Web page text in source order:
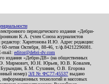
периодического издания «Дебри-
К.А. (член Союза журналистов
Харитонова И.Ю. Адрес редакции:
летия Октября, 88-46, т./ф.84212296081.
mail: editor@debri-dv.com
издания «Дебри-ДВ» (на общественных
Мирмович, Ю.Н. Юрьев, Ю.В. Ковалев,
Б.М. Сухинин, О.В. Егорова
номер) ЭЛ № ФС77-45537 выдано
информационных технологий и массовых